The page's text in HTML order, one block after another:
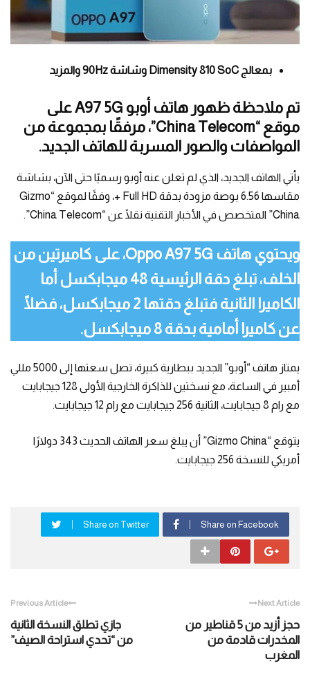
بمعالج Dimensity 810 SoC وشاشة 90Hz والمزيد
تم ملاحظة ظهور هاتف أوبو A97 5G على
موقع “China Telecom”، مرفقًا بمجموعة من
المواصفات والصور المسربة للهاتف الجديد.
يأتي الهاتف الجديد، الذي لم تعلن عنه أوبو رسميًا حتى الآن، بشاشة
مقاسها 6.56 بوصة مزودة بدقة Full HD +، وفقًا لموقع “Gizmo
China” المتخصص في الأخبار التقنية نقلًا عن “China Telecom”.
ويحتوي هاتف Oppo A97 5G، على كاميرتين من
الخلف، تبلغ دقة الرئيسية 48 ميجابكسل أما
الكاميرا الثانية فتبلغ دقتها 2 ميجابكسل، فضلًا
عن كاميرا أمامية بدقة 8 ميجابكسل.
يمتاز هاتف “أوبو” الجديد ببطارية كبيرة، تصل سعتها إلى 5000 مللي
أمبير في الساعة، مع نسختين للذاكرة الخارجية الأولى 128 جيجابايت
مع رام 8 جيجابايت، الثانية 256 جيجابايت مع رام 12 جيجابايت.
يتوقع “Gizmo China” أن يبلغ سعر الهاتف الحديث 343 دولارًا
أمريكي للنسخة 256 جيجابايت.
Share on Facebook
Share on Twitter
Previous Article
جازي تطلق النسخة الثانية
من “تحدي استراحة الصيف”
Next Article
حجز أزيد من 5 قناطير من
المخدرات قادمة من
المغرب